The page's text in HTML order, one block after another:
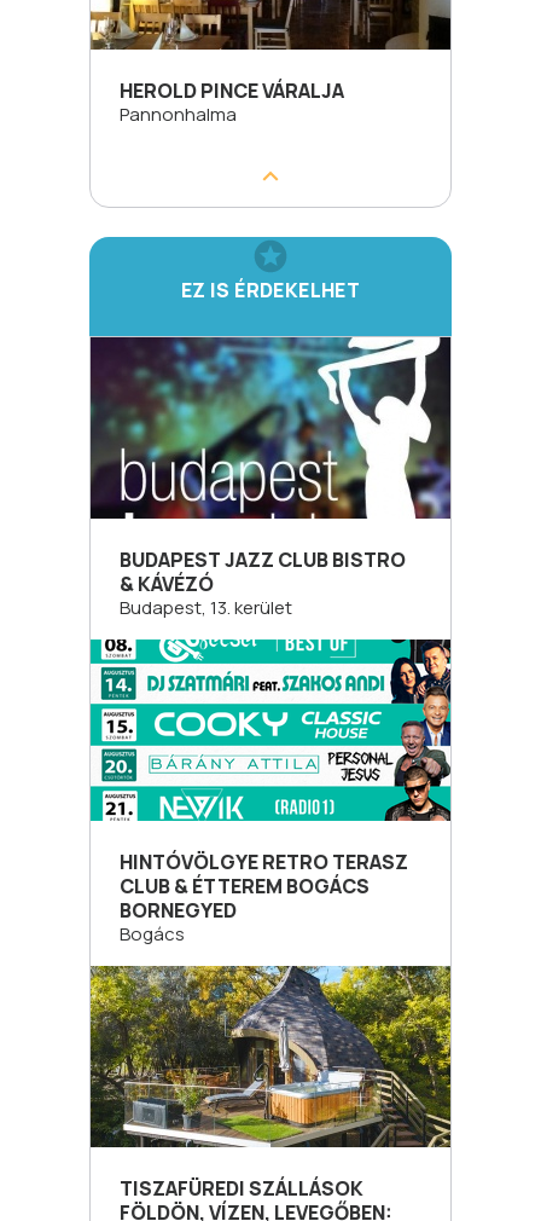
HEROLD PINCE VÁRALJA
Pannonhalma
EZ IS ÉRDEKELHET
BUDAPEST JAZZ CLUB BISTRO
& KÁVÉZÓ
Budapest, 13. kerület
HINTÓVÖLGYE RETRO TERASZ
CLUB & ÉTTEREM BOGÁCS
BORNEGYED
Bogács
TISZAFÜREDI SZÁLLÁSOK
FÖLDÖN, VÍZEN, LEVEGŐBEN: